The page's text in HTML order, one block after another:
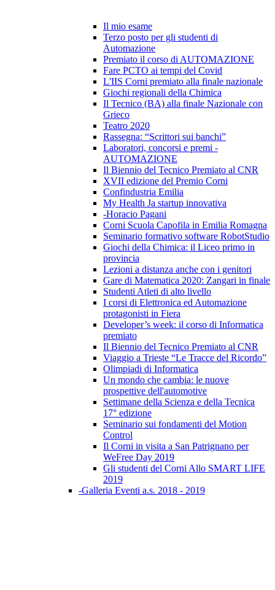
Il mio esame
Terzo posto per gli studenti di
Automazione
Premiato il corso di AUTOMAZIONE
Fare PCTO ai tempi del Covid
L'IIS Corni premiato alla finale nazionale
Giochi regionali della Chimica
Il Tecnico (BA) alla finale Nazionale con
Grieco
Teatro 2020
Rassegna: “Scrittori sui banchi”
Laboratori, concorsi e premi -
AUTOMAZIONE
Il Biennio del Tecnico Premiato al CNR
XVII edizione del Premio Corni
Confindustria Emilia
My Health Ja startup innovativa
-Horacio Pagani
Corni Scuola Capofila in Emilia Romagna
Seminario formativo software RobotStudio
Giochi della Chimica: il Liceo primo in
provincia
Lezioni a distanza anche con i genitori
Gare di Matematica 2020: Zangari in finale
Studenti Atleti di alto livello
I corsi di Elettronica ed Automazione
protagonisti in Fiera
Developer’s week: il corso di Informatica
premiato
Il Biennio del Tecnico Premiato al CNR
Viaggio a Trieste “Le Tracce del Ricordo”
Olimpiadi di Informatica
Un mondo che cambia: le nuove
prospettive dell'automotive
Settimane della Scienza e della Tecnica
17° edizione
Seminario sui fondamenti del Motion
Control
Il Corni in visita a San Patrignano per
WeFree Day 2019
Gli studenti del Corni Allo SMART LIFE
2019
-Galleria Eventi a.s. 2018 - 2019